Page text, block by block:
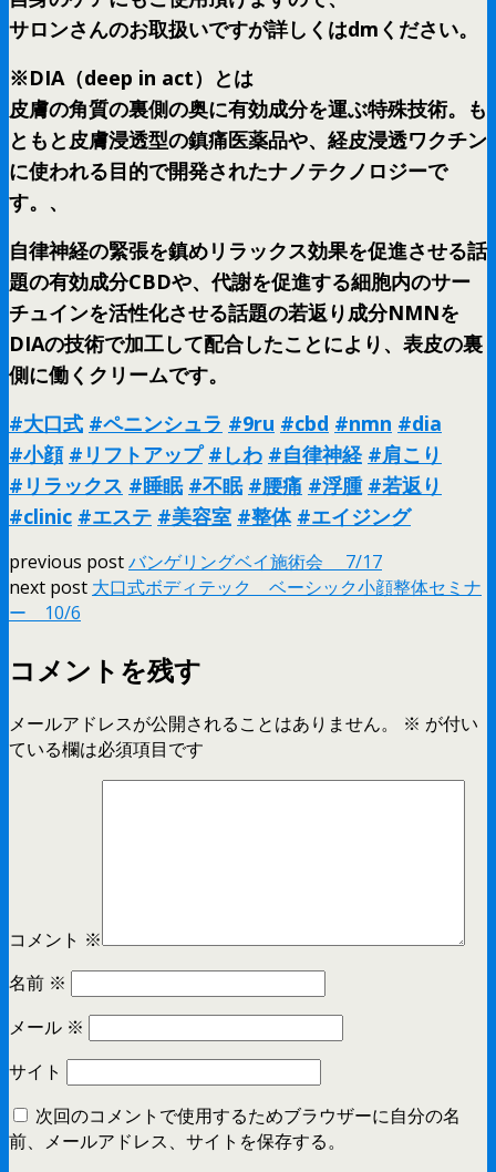
サロンさんのお取扱いですが詳しくはdmください。
※DIA（deep in act）とは
皮膚の角質の裏側の奥に有効成分を運ぶ特殊技術。も
ともと皮膚浸透型の鎮痛医薬品や、経皮浸透ワクチン
に使われる目的で開発されたナノテクノロジーで
す。、
自律神経の緊張を鎮めリラックス効果を促進させる話
題の有効成分CBDや、代謝を促進する細胞内のサー
チュインを活性化させる話題の若返り成分NMNを
DIAの技術で加工して配合したことにより、表皮の裏
側に働くクリームです。
#大口式 #ペニンシュラ #9ru #cbd #nmn #dia
#小顔 #リフトアップ #しわ #自律神経 #肩こり
#リラックス #睡眠 #不眠 #腰痛 #浮腫 #若返り
#clinic #エステ #美容室 #整体 #エイジング
previous postバンゲリングベイ施術会 7/17
next post 大口式ボディテック ベーシック小顔整体セミナ
ー 10/6
コメントを残す
メールアドレスが公開されることはありません。 ※ が付い
ている欄は必須項目です
コメント ※
名前 ※
メール ※
サイト
次回のコメントで使用するためブラウザーに自分の名
前、メールアドレス、サイトを保存する。